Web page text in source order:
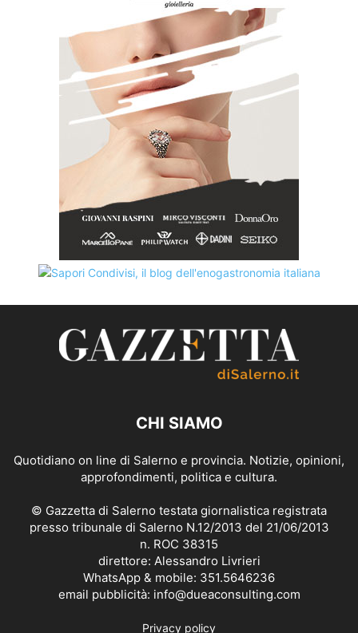
CHI SIAMO
Quotidiano on line di Salerno e provincia. Notizie, opinioni,
approfondimenti, politica e cultura.
© Gazzetta di Salerno testata giornalistica registrata
presso tribunale di Salerno N.12/2013 del 21/06/2013
n. ROC 38315
direttore: Alessandro Livrieri
WhatsApp & mobile: 351.5646236
email pubblicità: info@dueaconsulting.com
Privacy policy